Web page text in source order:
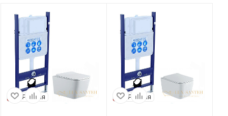
Россия Россия